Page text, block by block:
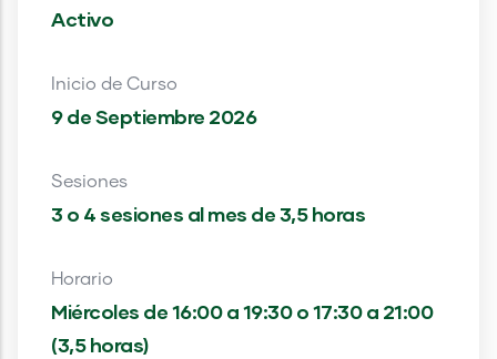
Activo
Inicio de Curso
9 de Septiembre 2026
Sesiones
3 o 4 sesiones al mes de 3,5 horas
Horario
Miércoles de 16:00 a 19:30 o 17:30 a 21:00
(3,5 horas)